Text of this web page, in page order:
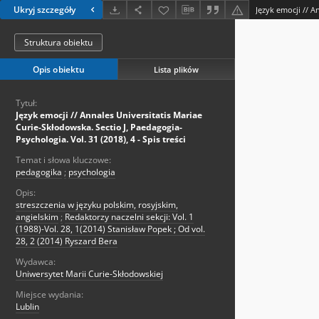
Ukryj szczegóły
Struktura obiektu
Opis obiektu Lista plików
Tytuł:
Język emocji // Annales Universitatis Mariae
Curie-Skłodowska. Sectio J, Paedagogia-
Psychologia. Vol. 31 (2018), 4 - Spis treści
Temat i słowa kluczowe:
pedagogika ; psychologia
Opis:
streszczenia w języku polskim, rosyjskim,
angielskim ; Redaktorzy naczelni sekcji: Vol. 1
(1988)-Vol. 28, 1(2014) Stanisław Popek ; Od vol.
28, 2 (2014) Ryszard Bera
Wydawca:
Uniwersytet Marii Curie-Skłodowskiej
Miejsce wydania:
Lublin